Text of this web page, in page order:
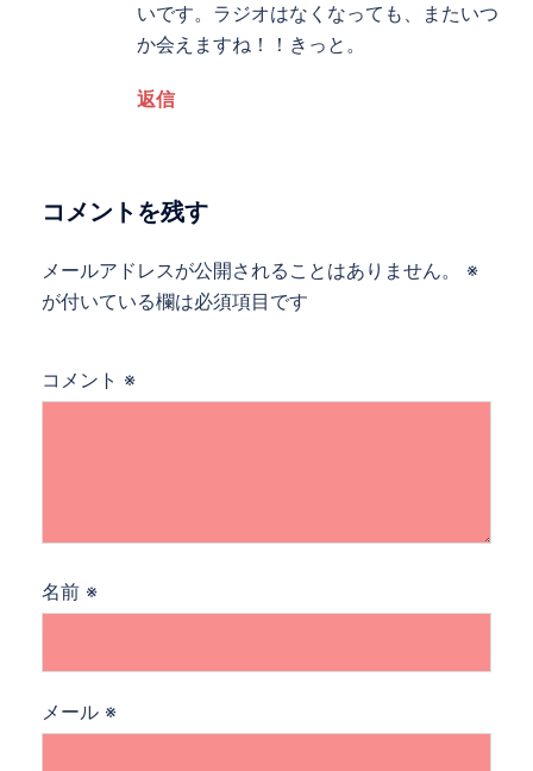
いです。ラジオはなくなっても、またいつ
か会えますね！！きっと。
返信
コメントを残す
メールアドレスが公開されることはありません。
※
が付いている欄は必須項目です
コメント ※
名前 ※
メール ※